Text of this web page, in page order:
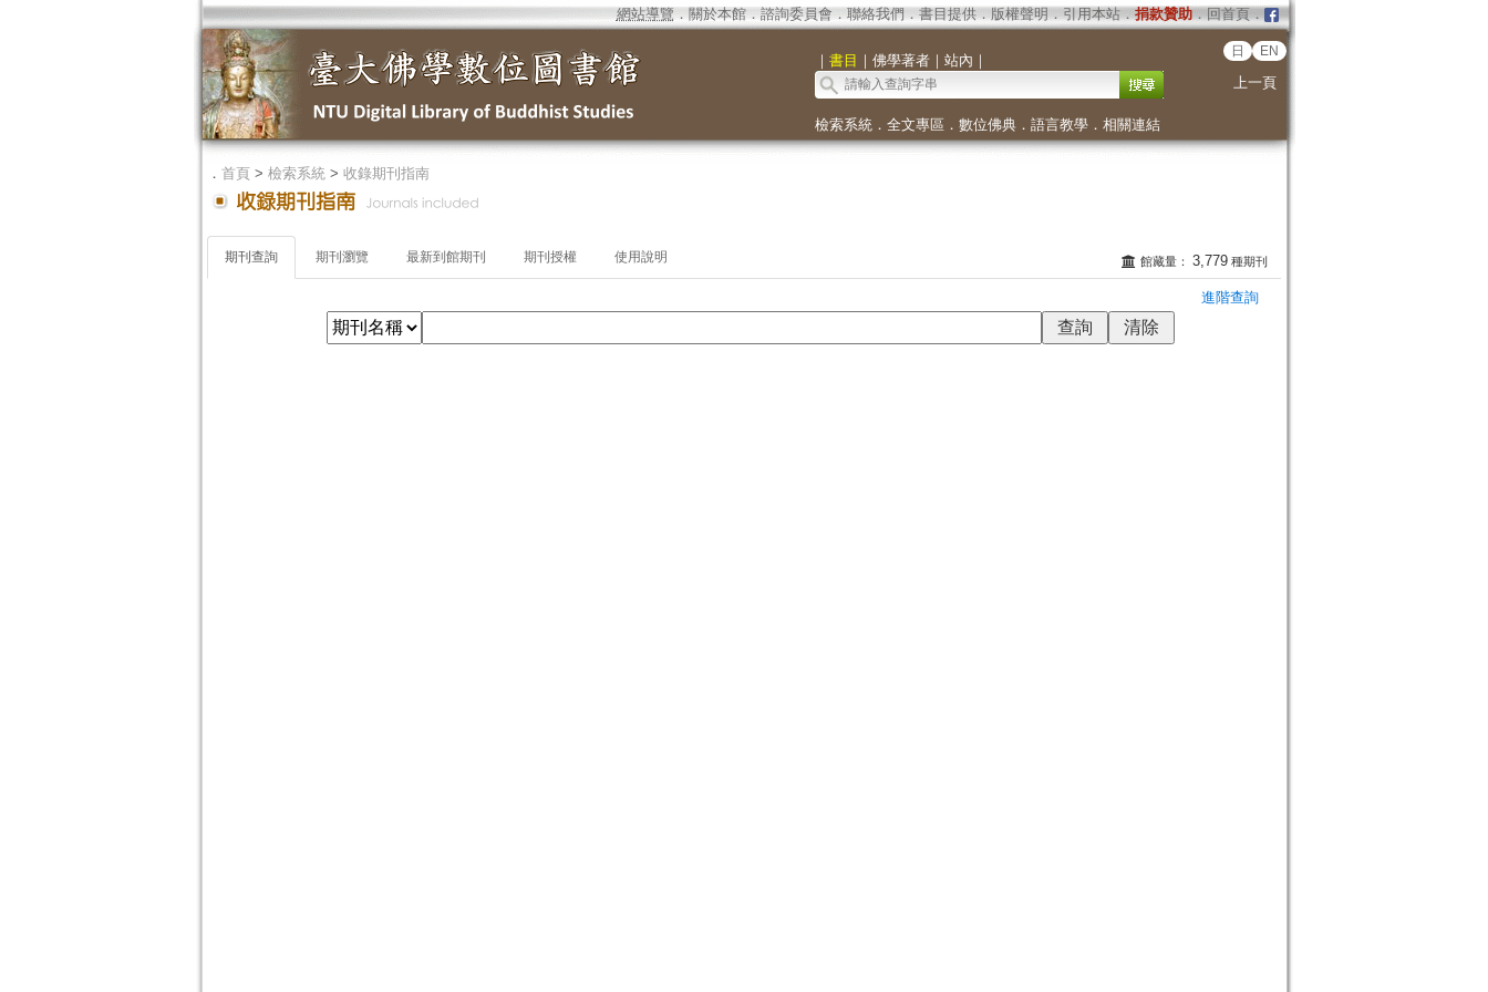
網站導覽 ． 關於本館． 諮詢委員會 ． 聯絡我們 ． 書目提供． 版權聲明． 引用本站．捐款贊助．回首頁．
｜ 書目 ｜ 佛學著者｜ 站內 ｜
日 EN
上一頁
檢索系統． 全文專區 ． 數位佛典． 語言教學． 相關連結
． 首頁> 檢索系統> 收錄期刊指南
期刊查詢 期刊瀏覽 最新到館期刊 期刊授權 使用說明 館藏量： 3,779種期刊
進階查詢